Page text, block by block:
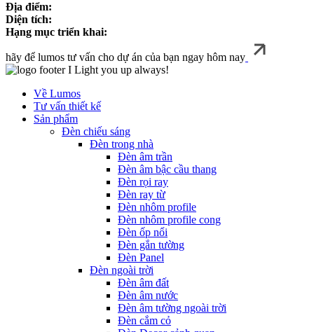
Địa điểm:
Diện tích:
Hạng mục triển khai:
hãy để lumos tư vấn cho dự án của bạn ngay hôm nay
I Light you up always!
Về Lumos
Tư vấn thiết kế
Sản phẩm
Đèn chiếu sáng
Đèn trong nhà
Đèn âm trần
Đèn âm bậc cầu thang
Đèn rọi ray
Đèn ray từ
Đèn nhôm profile
Đèn nhôm profile cong
Đèn ốp nổi
Đèn gắn tường
Đèn Panel
Đèn ngoài trời
Đèn âm đất
Đèn âm nước
Đèn âm tường ngoài trời
Đèn cắm cỏ